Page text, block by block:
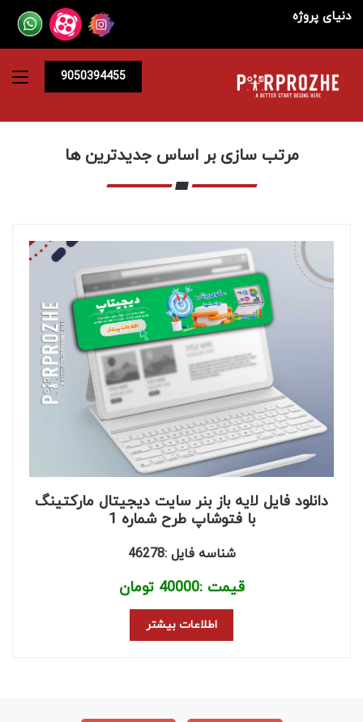
دنیای پروژه
9050394455
مرتب سازی بر اساس جدیدترین ها
دانلود فایل لایه باز بنر سایت دیجیتال مارکتینگ
با فتوشاپ طرح شماره 1
شناسه فایل :46278
قیمت :40000 تومان
اطلاعات بیشتر